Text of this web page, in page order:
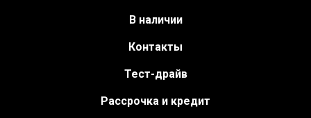
В наличии
Контакты
Тест-драйв
Рассрочка и кредит